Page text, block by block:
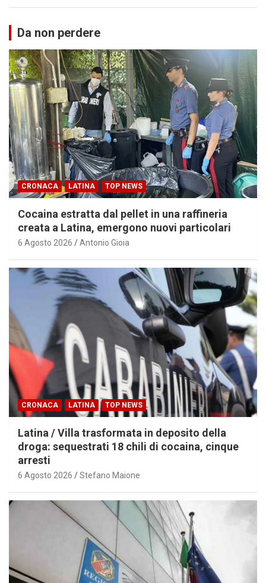
Da non perdere
CRONACA LATINA TOP NEWS
Cocaina estratta dal pellet in una raffineria
creata a Latina, emergono nuovi particolari
6 Agosto 2026 Antonio Gioia
CRONACA LATINA TOP NEWS
Latina / Villa trasformata in deposito della
droga: sequestrati 18 chili di cocaina, cinque
arresti
6 Agosto 2026 Stefano Maione